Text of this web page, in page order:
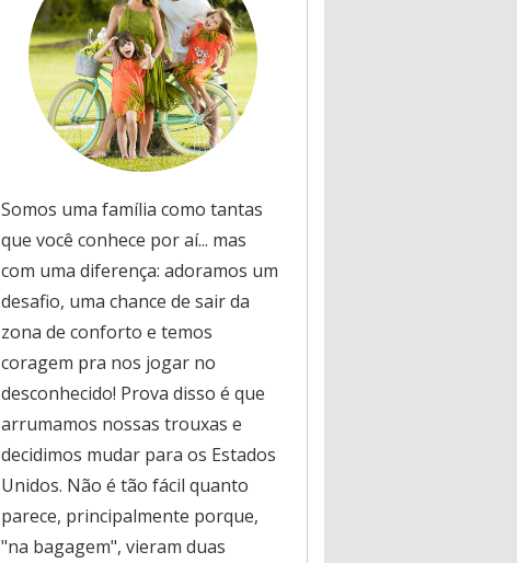
Somos uma família como tantas
que você conhece por aí... mas
com uma diferença: adoramos um
desafio, uma chance de sair da
zona de conforto e temos
coragem pra nos jogar no
desconhecido! Prova disso é que
arrumamos nossas trouxas e
decidimos mudar para os Estados
Unidos. Não é tão fácil quanto
parece, principalmente porque,
"na bagagem", vieram duas